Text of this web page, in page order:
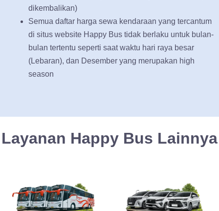
dikembalikan)
Semua daftar harga sewa kendaraan yang tercantum
di situs website Happy Bus tidak berlaku untuk bulan-
bulan tertentu seperti saat waktu hari raya besar
(Lebaran), dan Desember yang merupakan high
season
Layanan Happy Bus Lainnya